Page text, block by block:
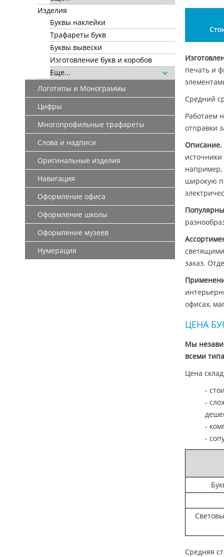
Изделия
Буквы наклейки
Трафареты букв
Буквы вывески
Изготовление букв и коробов
Еще...
Логотипы и Монограммы
Цифры
Многопрофильные трафареты
Слова и надписи
Оригинальные изделия
Навигация
Оформление офиса
Оформление школы
Оформление музеев
Нумерация
печать и
Средний
Работаем
отправки
Описание.
например,
широкую
заказ.
офисах,
ЦЕНА
Мы
всеми
Цена
-
-
-
-
Средняя